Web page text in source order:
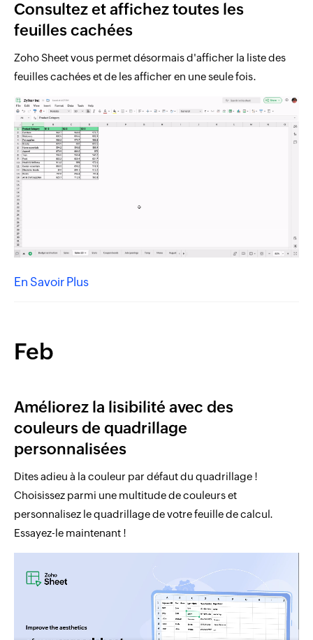
Consultez et affichez toutes les
feuilles cachées
Zoho Sheet vous permet désormais d'afficher la liste des
feuilles cachées et de les afficher en une seule fois.
En Savoir Plus
Feb
Améliorez la lisibilité avec des
couleurs de quadrillage
personnalisées
Dites adieu à la couleur par défaut du quadrillage !
Choisissez parmi une multitude de couleurs et
personnalisez le quadrillage de votre feuille de calcul.
Essayez-le maintenant !